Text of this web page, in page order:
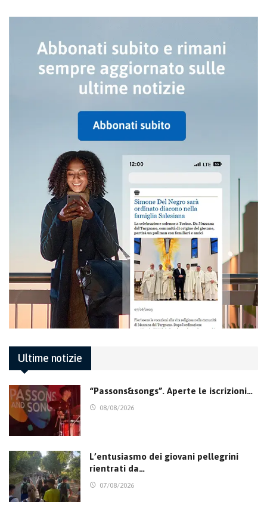
Ultime notizie
“Passons&songs”. Aperte le iscrizioni…
08/08/2026
L’entusiasmo dei giovani pellegrini
rientrati da…
07/08/2026